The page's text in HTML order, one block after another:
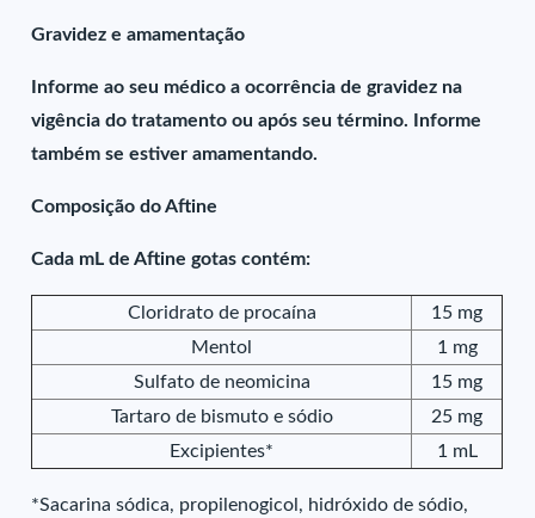
Gravidez e amamentação
Informe ao seu médico a ocorrência de gravidez na
vigência do tratamento ou após seu término. Informe
também se estiver amamentando.
Composição do Aftine
Cada mL de Aftine gotas contém:
Cloridrato de procaína
15 mg
Mentol
1 mg
Sulfato de neomicina
15 mg
Tartaro de bismuto e sódio
25 mg
Excipientes*
1 mL
*Sacarina sódica, propilenogicol, hidróxido de sódio,